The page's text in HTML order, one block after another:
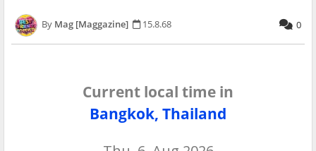
Mag [Maggazine] 15.8.68 0
Current local time in
Bangkok, Thailand